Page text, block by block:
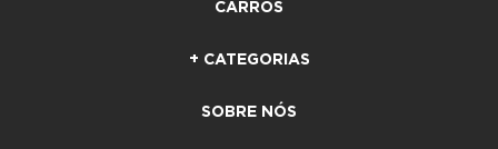
CARROS
+ CATEGORIAS
SOBRE NÓS